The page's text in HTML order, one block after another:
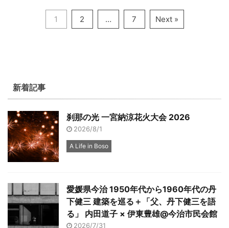
1 2 … 7 Next »
新着記事
刹那の光 一宮納涼花火大会 2026
2026/8/1
A Life in Boso
愛媛県今治 1950年代から1960年代の丹
下健三 建築を巡る＋「父、丹下健三を語
る」 内田道子 × 伊東豊雄@今治市民会館
2026/7/31